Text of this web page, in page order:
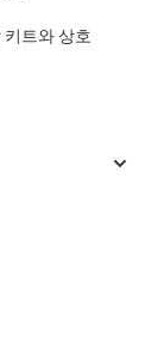
키트와 상호
125MSPS